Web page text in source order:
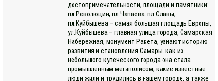
достопримечательности, площади и памятники:
пл.Революции, пл.Чапаева, пл.Славы,
пл.Куйбышева – самая большая площадь Европы,
ул.Куйбышева – главная улица города, Самарская
Набережная, монумент Ракета, узнают историю
развития и становления Самары, как из
небольшого купеческого города она стала
промышленным мегаполисом, какие известные
люди жили и трудились в нашем городе, а также